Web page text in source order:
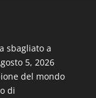
sbagliato a
5, 2026
del mondo
di